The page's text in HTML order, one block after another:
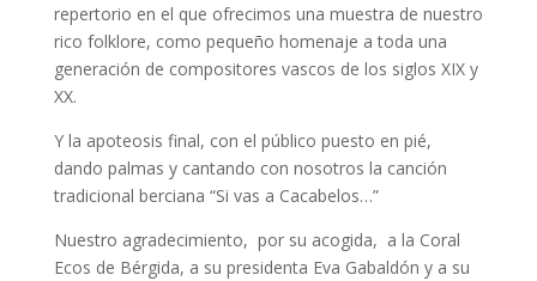
repertorio en el que ofrecimos una muestra de nuestro
rico folklore, como pequeño homenaje a toda una
generación de compositores vascos de los siglos XIX y
XX.
Y la apoteosis final, con el público puesto en pié,
dando palmas y cantando con nosotros la canción
tradicional berciana “Si vas a Cacabelos…”
Nuestro agradecimiento, por su acogida, a la Coral
Ecos de Bérgida, a su presidenta Eva Gabaldón y a su